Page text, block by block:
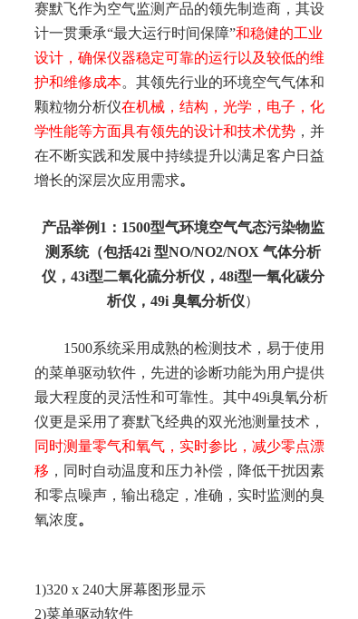
赛默飞作为空气监测产品的领先制造商，其设
计一贯秉承“最大运行时间保障”和稳健的工业
设计，确保仪器稳定可靠的运行以及较低的维
护和维修成本。其领先行业的环境空气气体和
颗粒物分析仪在机械，结构，光学，电子，化
学性能等方面具有领先的设计和技术优势 ，并
在不断实践和发展中持续提升以满足客户日益
增长的深层次应用需求。
产品举例1： 1500型气环境空气气态污染物监
测系统（包括42i 型NO/NO2/NOX 气体分析
仪，43i型二氧化硫分析仪，48i型一氧化碳分
析仪，49i 臭氧分析仪）
1500系统采用成熟的检测技术，易于使用
的菜单驱动软件，先进的诊断功能为用户提供
最大程度的灵活性和可靠性。其中49i臭氧分析
仪更是采用了赛默飞经典的双光池测量技术，
同时测量零气和氧气，实时参比，减少零点漂
移 ，同时自动温度和压力补偿，降低干扰因素
和零点噪声，输出稳定，准确，实时监测的臭
氧浓度。
1)320 x 240大屏幕图形显示
2)菜单驱动软件